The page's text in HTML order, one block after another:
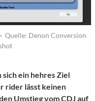
Quelle: Denon Conversion
sich ein hehres Ziel
rider lässt keinen
Umstieg vom CDJ auf